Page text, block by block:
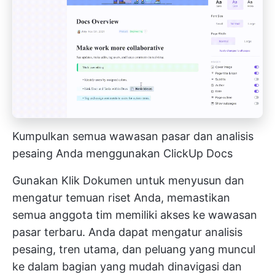
Kumpulkan semua wawasan pasar dan analisis
pesaing Anda menggunakan ClickUp Docs
Gunakan Klik Dokumen untuk menyusun dan
mengatur temuan riset Anda, memastikan
semua anggota tim memiliki akses ke wawasan
pasar terbaru. Anda dapat mengatur analisis
pesaing, tren utama, dan peluang yang muncul
ke dalam bagian yang mudah dinavigasi dan